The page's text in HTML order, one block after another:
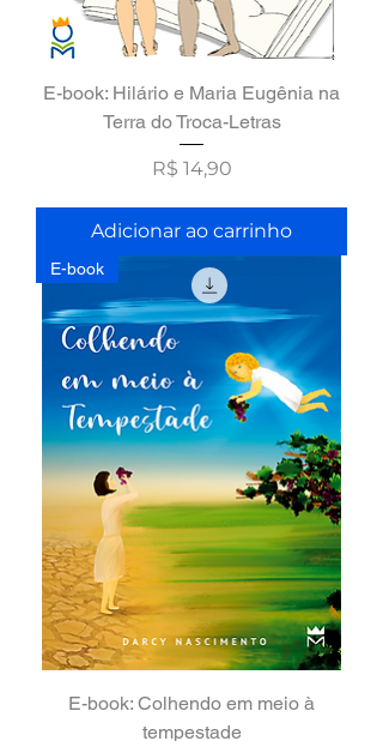
E-book: Hilário e Maria Eugênia na
Terra do Troca-Letras
Preço
R$ 14,90
Adicionar ao carrinho
E-book
E-book: Colhendo em meio à
tempestade